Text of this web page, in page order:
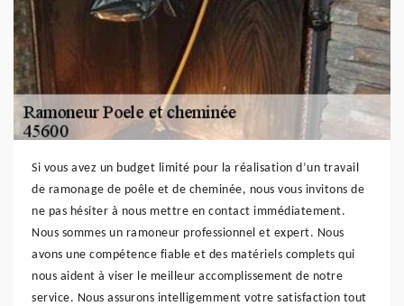
Si vous avez un budget limité pour la réalisation d’un travail
de ramonage de poêle et de cheminée, nous vous invitons de
ne pas hésiter à nous mettre en contact immédiatement.
Nous sommes un ramoneur professionnel et expert. Nous
avons une compétence fiable et des matériels complets qui
nous aident à viser le meilleur accomplissement de notre
service. Nous assurons intelligemment votre satisfaction tout